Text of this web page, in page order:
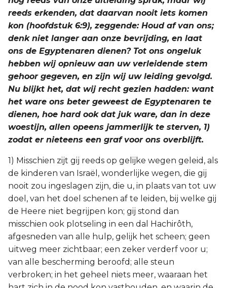
reeds erkenden, dat daarvan nooit iets komen
kon (hoofdstuk 6:9), zeggende: Houd af van ons;
denk niet langer aan onze bevrijding, en laat
ons de Egyptenaren dienen? Tot ons ongeluk
hebben wij opnieuw aan uw verleidende stem
gehoor gegeven, en zijn wij uw leiding gevolgd.
Nu blijkt het, dat wij recht gezien hadden: want
het ware ons beter geweest de Egyptenaren te
dienen, hoe hard ook dat juk ware, dan in deze
woestijn, allen opeens jammerlijk te sterven, 1)
zodat er nieteens een graf voor ons overblijft.
1) Misschien zijt gij reeds op gelijke wegen geleid, als
de kinderen van Israël, wonderlijke wegen, die gij
nooit zou ingeslagen zijn, die u, in plaats van tot uw
doel, van het doel schenen af te leiden, bij welke gij
de Heere niet begrijpen kon; gij stond dan
misschien ook plotseling in een dal Hachirôth,
afgesneden van alle hulp, gelijk het scheen; geen
uitweg meer zichtbaar; een zeker verderf voor u;
van alle bescherming beroofd; alle steun
verbroken; in het geheel niets meer, waaraan het